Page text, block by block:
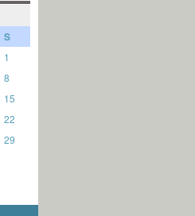
S
1
8
15
22
29